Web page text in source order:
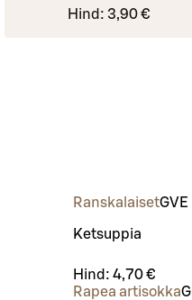
Hind: 3,90 €
RanskalaisetGVE
Ketsuppia
Hind: 4,70 €
Rapea artisokkaG